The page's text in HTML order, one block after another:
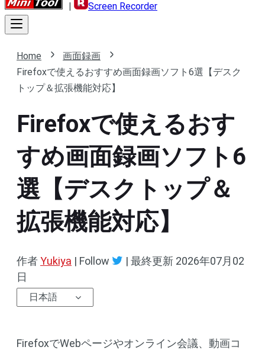
| Screen Recorder
Home
画面録画
Firefoxで使えるおすすめ画面録画ソフト6選【デスク
トップ＆拡張機能対応】
Firefoxで使えるおす
すめ画面録画ソフト6
選【デスクトップ＆
拡張機能対応】
作者Yukiya | Follow | 最終更新 2026年07月02
日
日本語
FirefoxでWebページやオンライン会議、動画コ